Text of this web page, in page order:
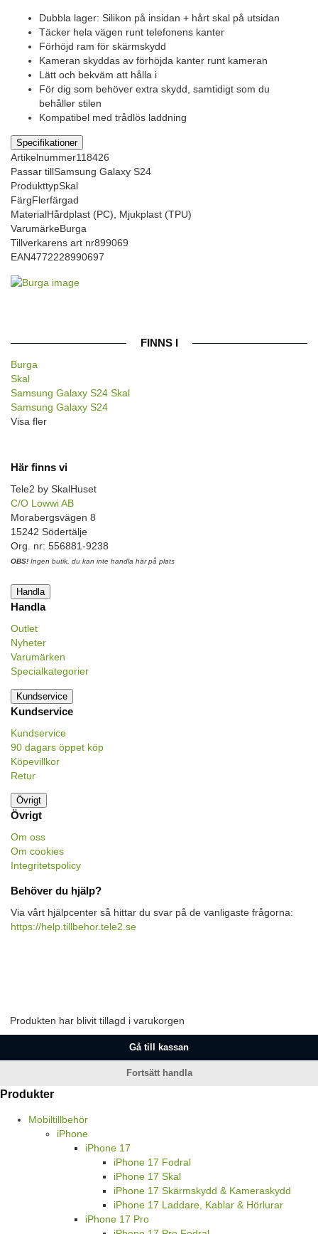
Dubbla lager: Silikon på insidan + hårt skal på utsidan
Täcker hela vägen runt telefonens kanter
Förhöjd ram för skärmskydd
Kameran skyddas av förhöjda kanter runt kameran
Lätt och bekväm att hålla i
För dig som behöver extra skydd, samtidigt som du
behåller stilen
Kompatibel med trådlös laddning
Specifikationer
Artikelnummer118426
Passar tillSamsung Galaxy S24
ProdukttypSkal
FärgFlerfärgad
MaterialHårdplast (PC), Mjukplast (TPU)
VarumärkeBurga
Tillverkarens art nr899069
EAN4772228990697
FINNS I
Burga
Skal
Samsung Galaxy S24 Skal
Samsung Galaxy S24
Visa fler
Här finns vi
Tele2 by SkalHuset
C/O Lowwi AB
Morabergsvägen 8
15242 Södertälje
Org. nr: 556881-9238
OBS! Ingen butik, du kan inte handla här på plats
Handla
Handla
Outlet
Nyheter
Varumärken
Specialkategorier
Kundservice
Kundservice
Kundservice
90 dagars öppet köp
Köpevillkor
Retur
Övrigt
Övrigt
Om oss
Om cookies
Integritetspolicy
Behöver du hjälp?
Via vårt hjälpcenter så hittar du svar på de vanligaste frågorna:
https://help.tillbehor.tele2.se
Produkten har blivit tillagd i varukorgen
Gå till kassan
Fortsätt handla
Produkter
Mobiltillbehör
iPhone
iPhone 17
iPhone 17 Fodral
iPhone 17 Skal
iPhone 17 Skärmskydd & Kameraskydd
iPhone 17 Laddare, Kablar & Hörlurar
iPhone 17 Pro